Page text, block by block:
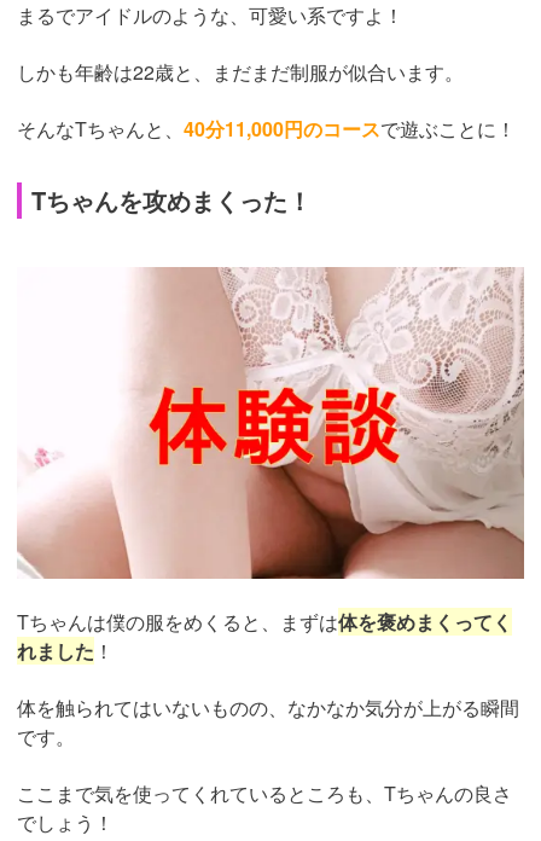
まるでアイドルのような、可愛い系ですよ！
しかも年齢は22歳と、まだまだ制服が似合います。
そんなTちゃんと、 40分11,000円のコースで遊ぶことに！
Tちゃんを攻めまくった！
Tちゃんは僕の服をめくると、まずは体を褒めまくってく
れました ！
体を触られてはいないものの、なかなか気分が上がる瞬間
です。
ここまで気を使ってくれているところも、Tちゃんの良さ
でしょう！